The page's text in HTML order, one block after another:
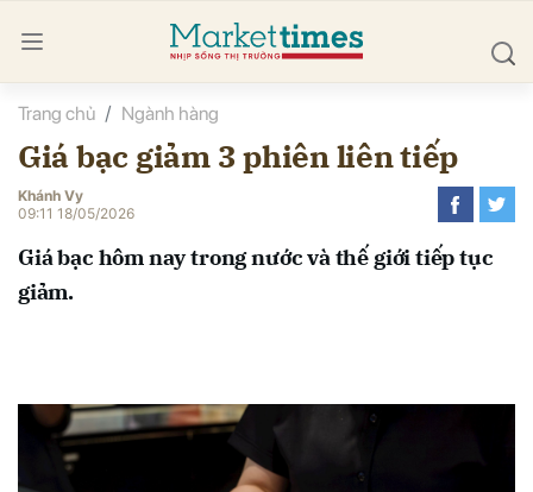
Trang chủ Ngành hàng
Giá bạc giảm 3 phiên liên tiếp
Khánh Vy
09:11 18/05/2026
Giá bạc hôm nay trong nước và thế giới tiếp tục
giảm.
luận